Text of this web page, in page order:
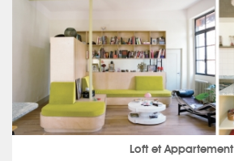
Loft et Appartement